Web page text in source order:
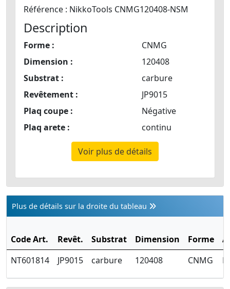
Référence : NikkoTools CNMG120408-NSM
Description
Forme :
CNMG
Dimension :
120408
Substrat :
carbure
Revêtement :
JP9015
Plaq coupe :
Négative
Plaq arete :
continu
Voir plus de détails
Plus de détails sur la droite du tableau
Code Art. Revêt. Substrat Dimension Forme
NT601814
JP9015 carbure 120408 CNMG